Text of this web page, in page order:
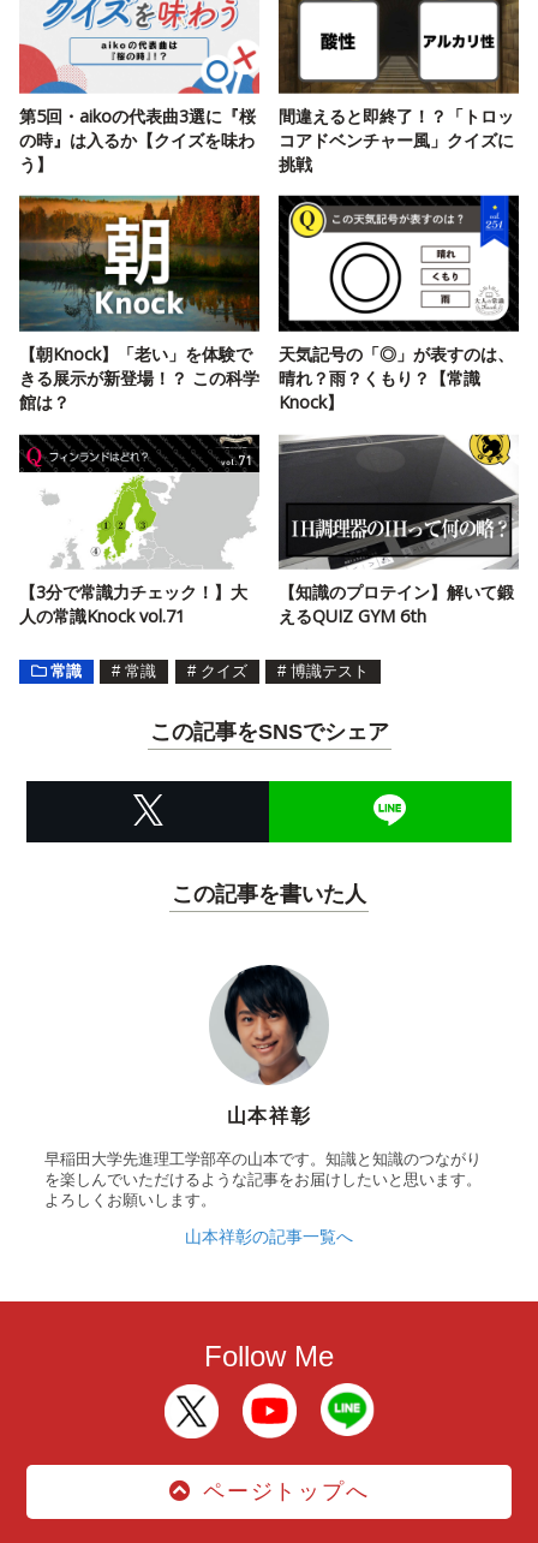
第5回・aikoの代表曲3選に『桜
の時』は入るか【クイズを味わ
う】
間違えると即終了！？「トロッ
コアドベンチャー風」クイズに
挑戦
【朝Knock】「老い」を体験で
きる展示が新登場！？ この科学
館は？
天気記号の「◎」が表すのは、
晴れ？雨？くもり？【常識
Knock】
【3分で常識力チェック！】大
人の常識Knock vol.71
【知識のプロテイン】解いて鍛
えるQUIZ GYM 6th
常識 # 常識 # クイズ # 博識テスト
この記事をSNSでシェア
この記事を書いた人
山本祥彰
早稲田大学先進理工学部卒の山本です。知識と知識のつながり
を楽しんでいただけるような記事をお届けしたいと思います。
よろしくお願いします。
山本祥彰の記事一覧へ
Follow Me
ページトップへ